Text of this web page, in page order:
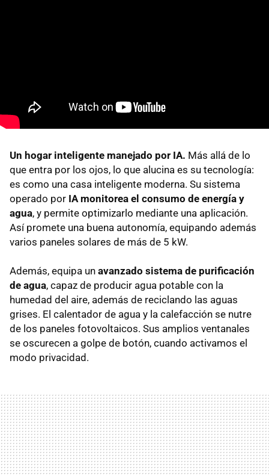
Un hogar inteligente manejado por IA. Más allá de lo
que entra por los ojos, lo que alucina es su tecnología:
es como una casa inteligente moderna. Su sistema
operado por IA monitorea el consumo de energía y
agua, y permite optimizarlo mediante una aplicación.
Así promete una buena autonomía, equipando además
varios paneles solares de más de 5 kW.
Además, equipa un avanzado sistema de purificación
de agua, capaz de producir agua potable con la
humedad del aire, además de reciclando las aguas
grises. El calentador de agua y la calefacción se nutre
de los paneles fotovoltaicos. Sus amplios ventanales
se oscurecen a golpe de botón, cuando activamos el
modo privacidad.